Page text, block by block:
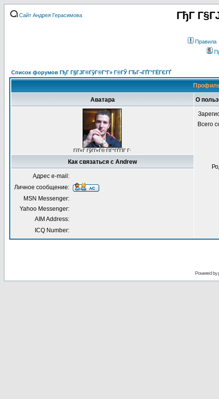
Сайт Андрея Герасимова ГђГ
Правила
Список форумов ГђГ Г§ГЈГ®ГўГ®Г°Г» Г®ГЎ ГЂГ¬ГҐГ°ГЁГЄГҐ
Аватара О
ГѓГ«Г ГўГ­Г»Г© ГІГ°ГҐГЇГ Г·
Всего
Как связаться с Andrew
Адрес e-mail:
Личное сообщение:
MSN Messenger:
Yahoo Messenger:
AIM Address:
ICQ Number:
Powered by